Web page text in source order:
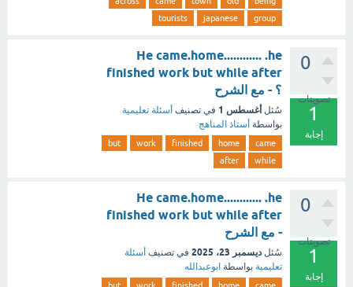
group
japanese
tourists
0
تصويتات
1
إجابة
He came.home............ .he
finished work but while after
؟ - مع الشرح
سُئل أغسطس 1 في تصنيف أسئلة تعليمية
بواسطة أستاذ المناهج
came
home
finished
work
but
while
after
0
تصويتات
1
إجابة
He came.home............ .he
finished work but while after
- مع الشرح
سُئل ديسمبر 23، 2025 في تصنيف أسئلة
تعليمية بواسطة ابوعبدالله